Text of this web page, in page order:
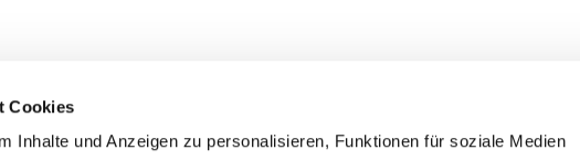
Cookies
Inhalte und Anzeigen zu personalisieren, Funktionen für soziale Medien
Anklam-Greifswald · Bahnhofstr. 15, 17489 Greifswald+49 3834 5735-0